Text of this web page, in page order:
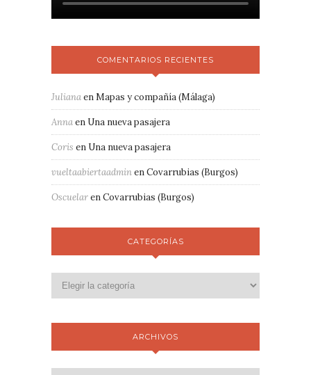
COMENTARIOS RECIENTES
JulianaenMapas y compañía (Málaga)
Annaen Una nueva pasajera
Coris en Una nueva pasajera
vueltaabiertaadminenCovarrubias (Burgos)
OscuelarenCovarrubias (Burgos)
CATEGORÍAS
ARCHIVOS